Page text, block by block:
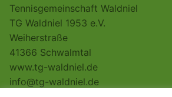
Tennisgemeinschaft Waldniel
TG Waldniel 1953 e.V.
Weiherstraße
41366 Schwalmtal
www.tg-waldniel.de
info@tg-waldniel.de